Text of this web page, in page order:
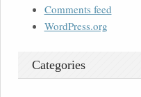
Comments feed
WordPress.org
Categories